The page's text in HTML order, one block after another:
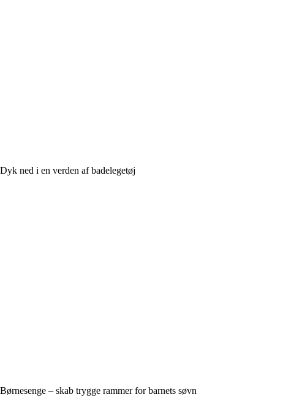
Dyk ned i en verden af badelegetøj
Børnesenge – skab trygge rammer for barnets søvn